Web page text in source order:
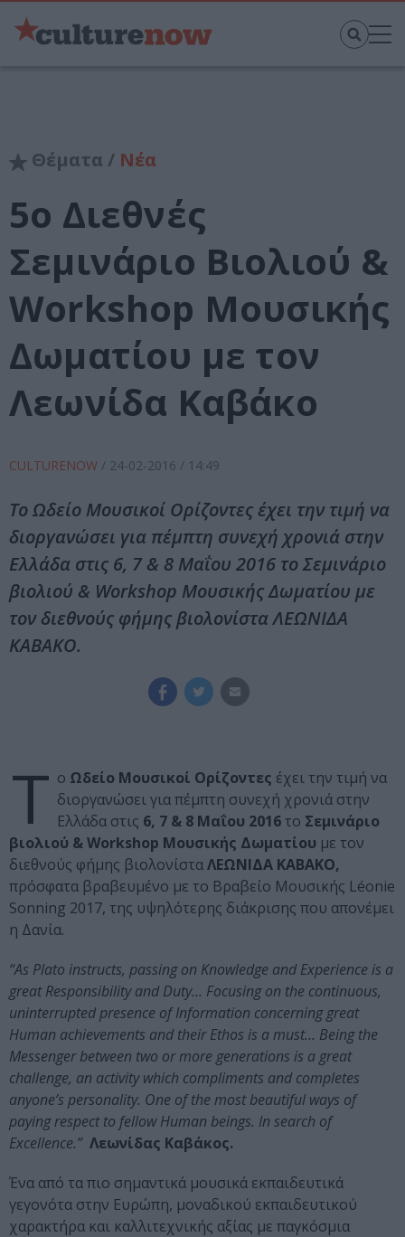
Θέματα / Νέα
5ο Διεθνές
Σεμινάριο Βιολιού &
Workshop Μουσικής
Δωματίου με τον
Λεωνίδα Καβάκο
CULTURENOW / 24-02-2016 / 14:49
Το Ωδείο Μουσικοί Ορίζοντες έχει την τιμή να
διοργανώσει για πέμπτη συνεχή χρονιά στην
Ελλάδα στις 6, 7 & 8 Μαΐου 2016 το Σεμινάριο
βιολιού & Workshop Μουσικής Δωματίου με
τον διεθνούς φήμης βιολονίστα ΛΕΩΝΙΔΑ
ΚΑΒΑΚΟ.
Τ ο Ωδείο Μουσικοί Ορίζοντες έχει την τιμή να
διοργανώσει για πέμπτη συνεχή χρονιά στην
Ελλάδα στις 6, 7 & 8 Μαΐου 2016 το Σεμινάριο
βιολιού & Workshop Μουσικής Δωματίου με τον
διεθνούς φήμης βιολονίσταΛΕΩΝΙΔΑ ΚΑΒΑΚΟ,
πρόσφατα βραβευμένο με το Bραβείο Mουσικής Léonie
Sonning 2017, της υψηλότερης διάκρισης που απονέμει
η Δανία.
“As Plato instructs, passing on Knowledge and Experience is a
great Responsibility and Duty… Focusing on the continuous,
uninterrupted presence of Information concerning great
Human achievements and their Ethos is a must… Being the
Messenger between two or more generations is a great
challenge, an activity which compliments and completes
anyone’s personality. One of the most beautiful ways of
paying respect to fellow Human beings. In search of
Excellence.” Λεωνίδας Καβάκος.
Ένα από τα πιο σημαντικά μουσικά εκπαιδευτικά
γεγονότα στην Ευρώπη, μοναδικού εκπαιδευτικού
χαρακτήρα και καλλιτεχνικής αξίας με παγκόσμια